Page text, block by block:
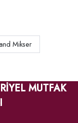
Mikser
MUTFAK